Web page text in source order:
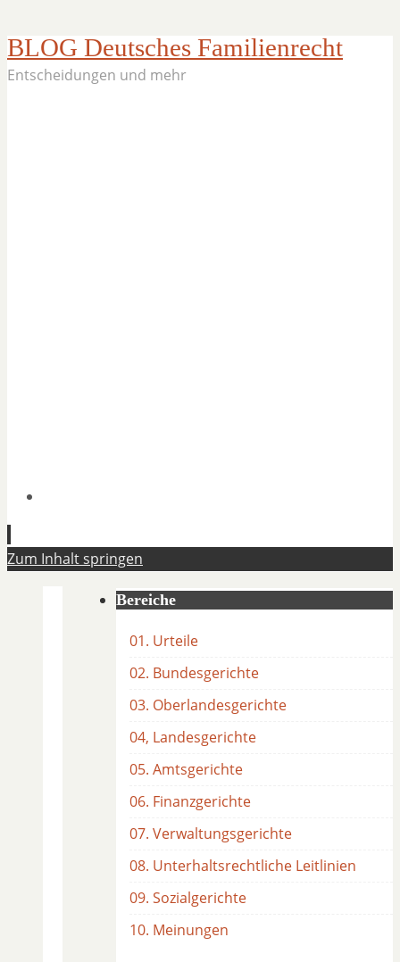
BLOG Deutsches Familienrecht
Entscheidungen und mehr
Zum Inhalt springen
Bereiche
01. Urteile
02. Bundesgerichte
03. Oberlandesgerichte
04, Landesgerichte
05. Amtsgerichte
06. Finanzgerichte
07. Verwaltungsgerichte
08. Unterhaltsrechtliche Leitlinien
09. Sozialgerichte
10. Meinungen